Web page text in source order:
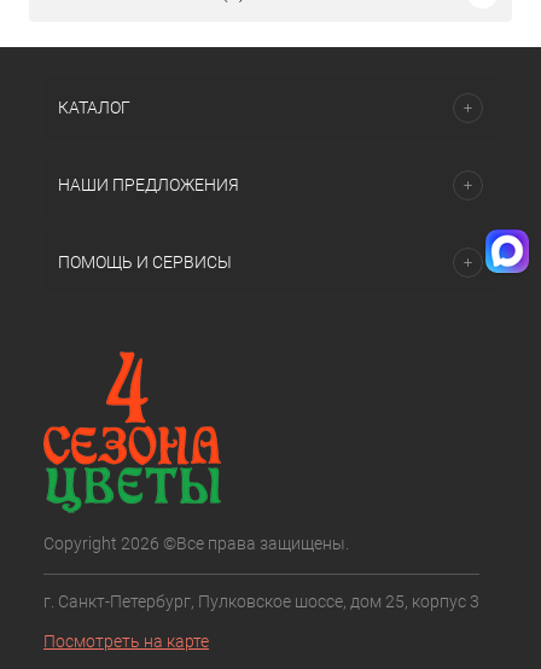
КАТАЛОГ
НАШИ ПРЕДЛОЖЕНИЯ
ПОМОЩЬ И СЕРВИСЫ
Copyright 2026 ©Все права защищены.
г. Санкт-Петербург, Пулковское шоссе, дом 25, корпус 3
Посмотреть на карте